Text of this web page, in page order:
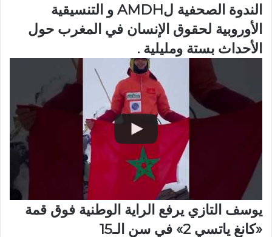
الندوة الصحفية لAMDH و التنسيقية
الأوروبية لحقوق الإنسان في المغرب حول
الأحداث بستة ومليلية .
يوسف التازي يرفع الراية الوطنية فوق قمة
«كانغ ياتسي 2» في سن الـ15